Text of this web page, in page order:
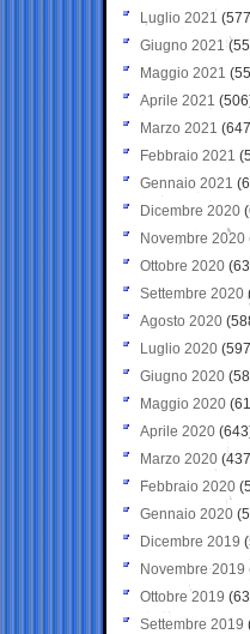
Luglio 2021
Giugno 2021
Maggio 2021
Aprile 2021
Marzo 2021
Febbraio 2021
Gennaio 2021
Dicembre 2020
Novembre 2020
Ottobre 2020
Settembre 2020
Agosto 2020
Luglio 2020
Giugno 2020
Maggio 2020
Aprile 2020
Marzo 2020
Febbraio 2020
Gennaio 2020
Dicembre 2019
Novembre 2019
Ottobre 2019
Settembre 2019